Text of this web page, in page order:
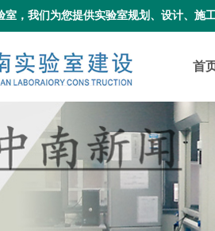
室，我们为您提供实验室规划、设计、施
首